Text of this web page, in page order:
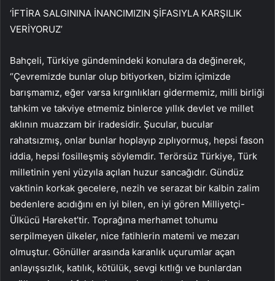
‘İFTİRA SALGININA İNANCIMIZIN ŞİFASIYLA KARŞILIK
VERİYORUZ’
Bahçeli, Türkiye gündemindeki konulara da değinerek,
“Çevremizde bunlar olup bitiyorken, bizim içimizde
barışmamız, eğer varsa kırgınlıkları gidermemiz, milli birliği
tahkim ve takviye etmemiz binlerce yıllık devlet ve millet
aklının muazzam bir iradesidir. Şucular, bucular
rahatsızmış, onlar bunlar hoplayıp zıplıyormuş, hepsi fason
iddia, hepsi fosilleşmiş söylemdir. Terörsüz Türkiye, Türk
milletinin yeni yüzyıla açılan huzur sancağıdır. Gündüz
vaktinin korkak gecelere, nezih ve serazat bir kalbin zalim
bedenlere acıdığını en iyi bilen, en iyi gören Milliyetçi-
Ülkücü Hareket’tir. Toprağına merhamet tohumu
serpilmeyen ülkeler, nice fatihlerin matemi ve mezarı
olmuştur. Gönüller arasında karanlık uçurumlar açan
anlayışsızlık, katılık, kötülük, sevgi kıtlığı ve bunlardan